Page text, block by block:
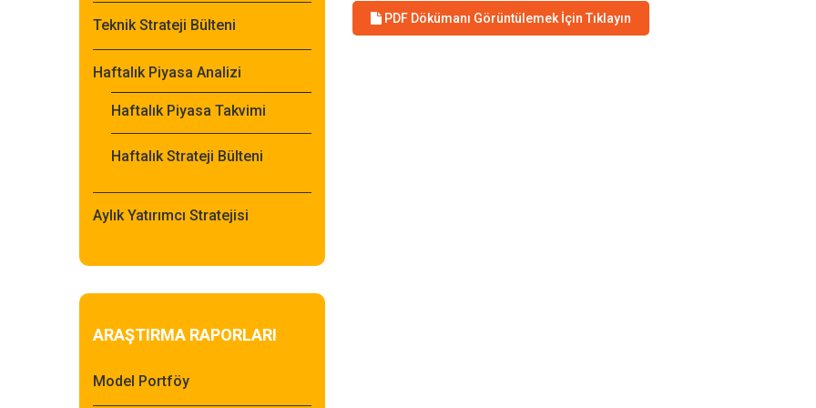
Teknik Strateji Bülteni
Haftalık Piyasa Analizi
Haftalık Piyasa Takvimi
Haftalık Strateji Bülteni
Aylık Yatırımcı Stratejisi
ARAŞTIRMA RAPORLARI
Model Portföy
PDF Dökümanı Görüntülemek İçin Tıklayın